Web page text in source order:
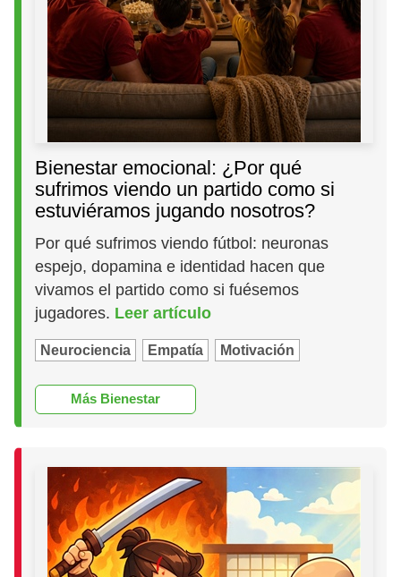
Bienestar emocional: ¿Por qué
sufrimos viendo un partido como si
estuviéramos jugando nosotros?
Por qué sufrimos viendo fútbol: neuronas
espejo, dopamina e identidad hacen que
vivamos el partido como si fuésemos
jugadores. Leer artículo
Neurociencia Empatía Motivación
Más Bienestar